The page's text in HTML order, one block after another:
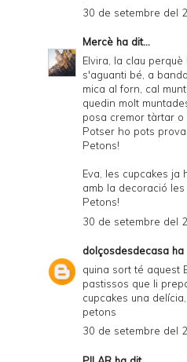
P
D
F
30 de setembre del
Mercè ha dit...
Elvira, la clau
s'aguanti bé, a
mica al forn, cal
quedin molt
posa cremor tàrtar o
Potser ho pots
Petons!
Eva, les cupcakes ja
amb la decoració
Petons!
30 de setembre del
dolçosdesdecasa ha
quina sort té aquest
pastissos que li
cupcakes una
petons
30 de setembre del